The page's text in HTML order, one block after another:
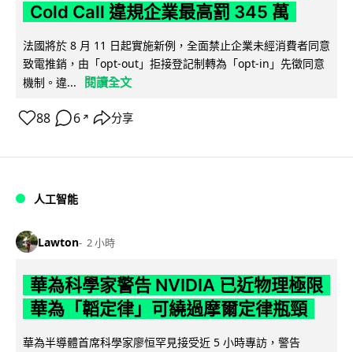
Cold Call 違規企業最高罰 345 萬
法國將於 8 月 11 日起實施新例，全面禁止企業未經消費者同意
致電推銷，由「opt-out」拒接登記制轉為「opt-in」先徵同意
機制。違...
閱讀全文
88 6 ↗ 分享
人工智能
Lawton 2 小時
華為科學家警告 NVIDIA 已近物理極限
華為「韜定律」可繞過摩爾定律瓶頸
華為半導體首席科學家廖恒罕見接受近 5 小時專訪，警告